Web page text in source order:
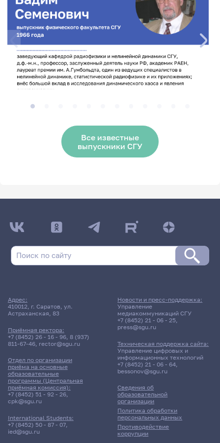
Все известные
выпускники СГУ
Адрес:
410012, г. Саратов, ул.
Астраханская, 83
Приёмная ректора:
+7 (8452) 26 - 16 - 96, 8 (937)
811-67-46, rector@sgu.ru
Отдел по организации
приёма на основные
образовательные
программы (Центральная
приёмная комиссия):
+7 (8452) 51 - 92 - 26,
cpk@sgu.ru
International Students:
+7 (8452) 50 - 87 - 07,
ied@sgu.ru
Сведения об
образовательной
организации
Политика обработки
персональных данных
Противодействие
коррупции
Новости и пресс-поддержка:
Управление
медиакоммуникаций СГУ
+7 (8452) 21 - 06 - 25,
press@sgu.ru
Техническая поддержка сайта:
Управление цифровых и
информационных технологий
+7 (8452) 21 - 06 - 64,
bessonov@sgu.ru